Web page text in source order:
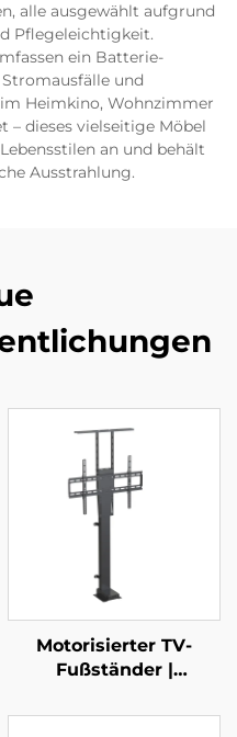
alle ausgewählt aufgrund
Pflegeleichtigkeit.
ein Batterie-
und
Heimkino, Wohnzimmer
– dieses vielseitige Möbel
an und behält
Ausstrahlung.
Motorisierter TV-
Fußständer |
gesteuerter Teleskop-